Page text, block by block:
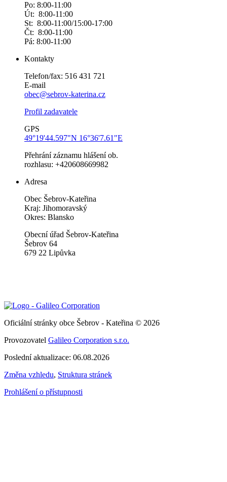
Po: 8:00-11:00
Út: 8:00-11:00
St: 8:00-11:00/15:00-17:00
Čt: 8:00-11:00
Pá: 8:00-11:00
Kontakty
Telefon/fax: 516 431 721
E-mail
obec@sebrov-katerina.cz
Profil zadavatele
GPS
49°19'44.597"N 16°36'7.61"E
Přehrání záznamu hlášení ob.
rozhlasu: +420608669982
Adresa
Obec Šebrov-Kateřina
Kraj: Jihomoravský
Okres: Blansko
Obecní úřad Šebrov-Kateřina
Šebrov 64
679 22 Lipůvka
Oficiální stránky obce Šebrov - Kateřina © 2026
Provozovatel Galileo Corporation s.r.o.
Poslední aktualizace: 06.08.2026
Změna vzhledu, Struktura stránek
Prohlášení o přístupnosti